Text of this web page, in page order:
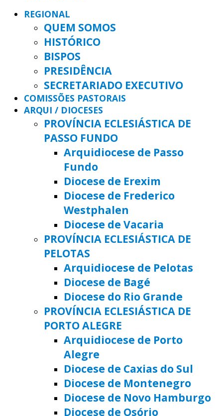
REGIONAL
QUEM SOMOS
HISTÓRICO
BISPOS
PRESIDÊNCIA
SECRETARIADO EXECUTIVO
COMISSÕES PASTORAIS
ARQUI / DIOCESES
PROVÍNCIA ECLESIÁSTICA DE
PASSO FUNDO
Arquidiocese de Passo
Fundo
Diocese de Erexim
Diocese de Frederico
Westphalen
Diocese de Vacaria
PROVÍNCIA ECLESIÁSTICA DE
PELOTAS
Arquidiocese de Pelotas
Diocese de Bagé
Diocese do Rio Grande
PROVÍNCIA ECLESIÁSTICA DE
PORTO ALEGRE
Arquidiocese de Porto
Alegre
Diocese de Caxias do Sul
Diocese de Montenegro
Diocese de Novo Hamburgo
Diocese de Osório